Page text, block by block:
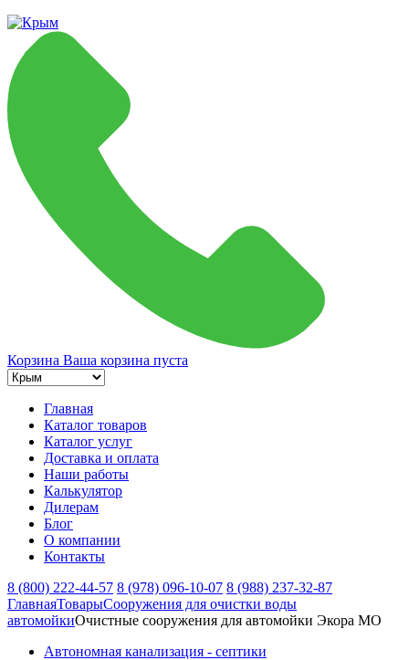
Корзина Ваша корзина пуста
Главная
Каталог товаров
Каталог услуг
Доставка и оплата
Наши работы
Калькулятор
Дилерам
Блог
О компании
Контакты
8 (800) 222-44-57 8 (978) 096-10-07 8 (988) 237-32-87
ГлавнаяТоварыСооружения для очистки воды
автомойкиОчистные сооружения для автомойки Экора МО
Автономная канализация - септики